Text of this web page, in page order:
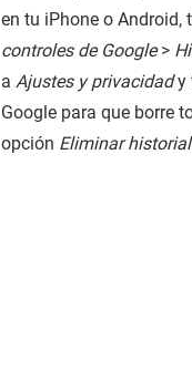
en tu iPhone o Android,
controles de Google>
a Ajustes y privacidady
Google para que borre
opción Eliminar